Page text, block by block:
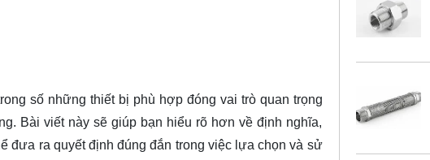
số những thiết bị phù hợp đóng vai trò quan trọng
Bài viết này sẽ giúp bạn hiểu rõ hơn về định nghĩa,
đưa ra quyết định đúng đắn trong việc lựa chọn và sử